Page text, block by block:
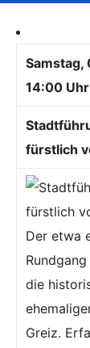
14:00 Uhr
fürstlich
Der etwa
die
Greiz.